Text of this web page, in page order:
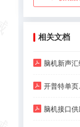
相关文档
脑机新声汇编《中国
开普特单
脑机接口